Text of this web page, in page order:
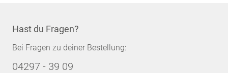
Hast du Fragen?
Bei Fragen zu deiner Bestellung:
04297 - 39 09